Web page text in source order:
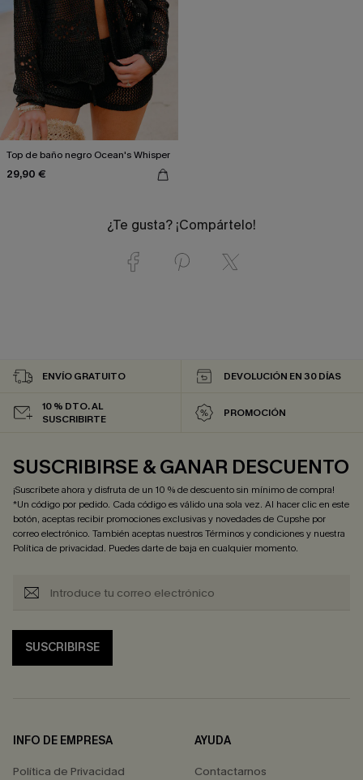
Top de baño negro Ocean's Whisper
29,90 €
¿Te gusta? ¡Compártelo!
ENVÍO GRATUITO DEVOLUCIÓN EN 30 DÍAS
10 % DTO. AL
SUSCRIBIRTE
PROMOCIÓN
SUSCRIBIRSE & GANAR DESCUENTO
¡Suscríbete ahora y disfruta de un 10 % de descuento sin mínimo de compra!
*Un código por pedido. Cada código es válido una sola vez. Al hacer clic en este
botón, aceptas recibir promociones exclusivas y novedades de Cupshe por
correo electrónico. También aceptas nuestrosTérminos y condicionesy nuestra
Política de privacidad. Puedes darte de baja en cualquier momento.
SUSCRIBIRSE
INFO DE EMPRESA
Política de Privacidad
AYUDA
Contactarnos